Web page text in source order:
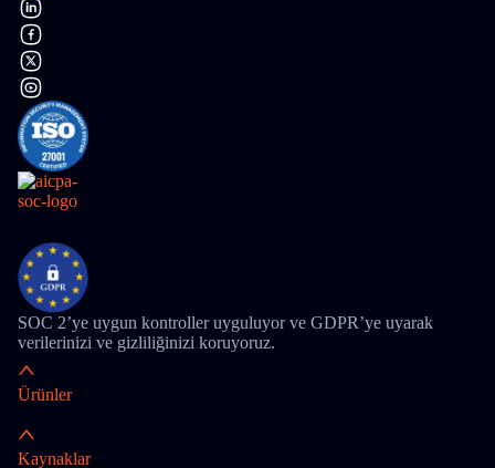
SOC 2’ye uygun kontroller uyguluyor ve GDPR’ye uyarak
verilerinizi ve gizliliğinizi koruyoruz.
Ürünler
Kaynaklar